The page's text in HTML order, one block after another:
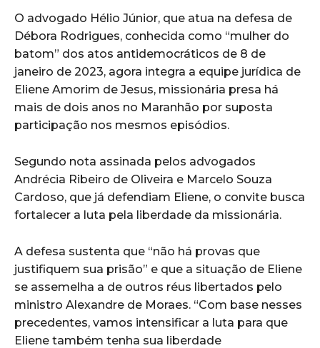
O advogado Hélio Júnior, que atua na defesa de
Débora Rodrigues, conhecida como “mulher do
batom” dos atos antidemocráticos de 8 de
janeiro de 2023, agora integra a equipe jurídica de
Eliene Amorim de Jesus, missionária presa há
mais de dois anos no Maranhão por suposta
participação nos mesmos episódios.
Segundo nota assinada pelos advogados
Andrécia Ribeiro de Oliveira e Marcelo Souza
Cardoso, que já defendiam Eliene, o convite busca
fortalecer a luta pela liberdade da missionária.
A defesa sustenta que “não há provas que
justifiquem sua prisão” e que a situação de Eliene
se assemelha a de outros réus libertados pelo
ministro Alexandre de Moraes. “Com base nesses
precedentes, vamos intensificar a luta para que
Eliene também tenha sua liberdade